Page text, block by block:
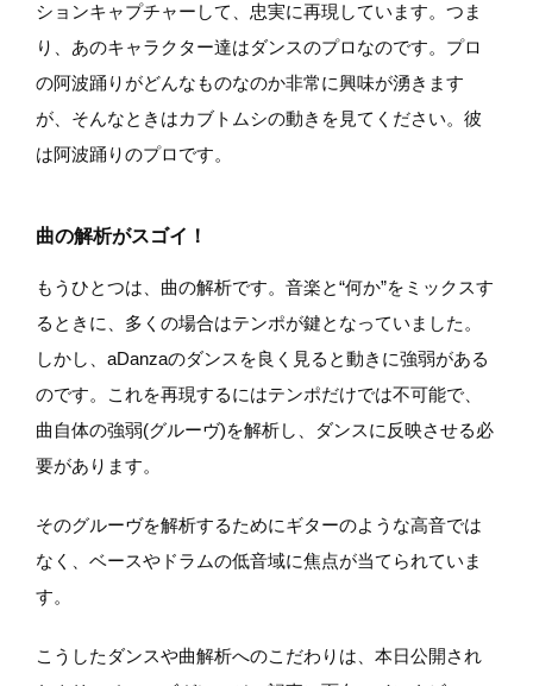
ションキャプチャーして、忠実に再現しています。つま
り、あのキャラクター達はダンスのプロなのです。プロ
の阿波踊りがどんなものなのか非常に興味が湧きます
が、そんなときはカブトムシの動きを見てください。彼
は阿波踊りのプロです。
曲の解析がスゴイ！
もうひとつは、曲の解析です。音楽と“何か”をミックスす
るときに、多くの場合はテンポが鍵となっていました。
しかし、aDanzaのダンスを良く見ると動きに強弱がある
のです。これを再現するにはテンポだけでは不可能で、
曲自体の強弱(グルーヴ)を解析し、ダンスに反映させる必
要があります。
そのグルーヴを解析するためにギターのような高音では
なく、ベースやドラムの低音域に焦点が当てられていま
す。
こうしたダンスや曲解析へのこだわりは、本日公開され